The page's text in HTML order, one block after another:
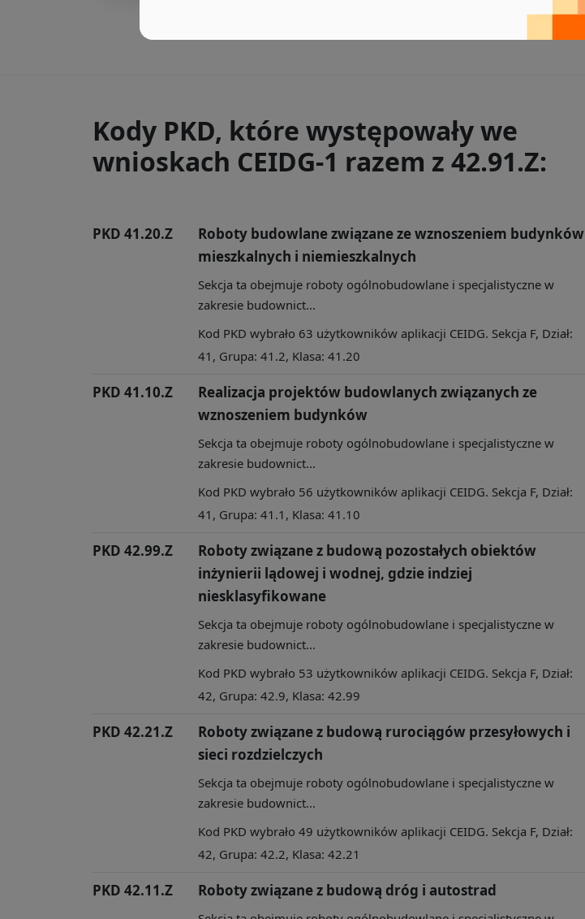
Kody PKD, które występowały we
wnioskach CEIDG-1 razem z 42.91.Z:
PKD 41.20.Z
Roboty budowlane związane ze wznoszeniem budynków
mieszkalnych i niemieszkalnych
Sekcja ta obejmuje roboty ogólnobudowlane i specjalistyczne w
zakresie budownict...
Kod PKD wybrało 63 użytkowników aplikacji CEIDG. Sekcja F, Dział:
41, Grupa: 41.2, Klasa: 41.20
PKD 41.10.Z
Realizacja projektów budowlanych związanych ze
wznoszeniem budynków
Sekcja ta obejmuje roboty ogólnobudowlane i specjalistyczne w
zakresie budownict...
Kod PKD wybrało 56 użytkowników aplikacji CEIDG. Sekcja F, Dział:
41, Grupa: 41.1, Klasa: 41.10
PKD 42.99.Z
Roboty związane z budową pozostałych obiektów
inżynierii lądowej i wodnej, gdzie indziej
niesklasyfikowane
Sekcja ta obejmuje roboty ogólnobudowlane i specjalistyczne w
zakresie budownict...
Kod PKD wybrało 53 użytkowników aplikacji CEIDG. Sekcja F, Dział:
42, Grupa: 42.9, Klasa: 42.99
PKD 42.21.Z
Roboty związane z budową rurociągów przesyłowych i
sieci rozdzielczych
Sekcja ta obejmuje roboty ogólnobudowlane i specjalistyczne w
zakresie budownict...
Kod PKD wybrało 49 użytkowników aplikacji CEIDG. Sekcja F, Dział:
42, Grupa: 42.2, Klasa: 42.21
PKD 42.11.Z Roboty związane z budową dróg i autostrad